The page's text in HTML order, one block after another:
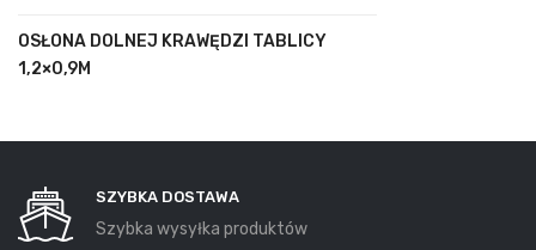
OSŁONA DOLNEJ KRAWĘDZI TABLICY
1,2×0,9M
SZYBKA DOSTAWA
Szybka wysyłka produktów